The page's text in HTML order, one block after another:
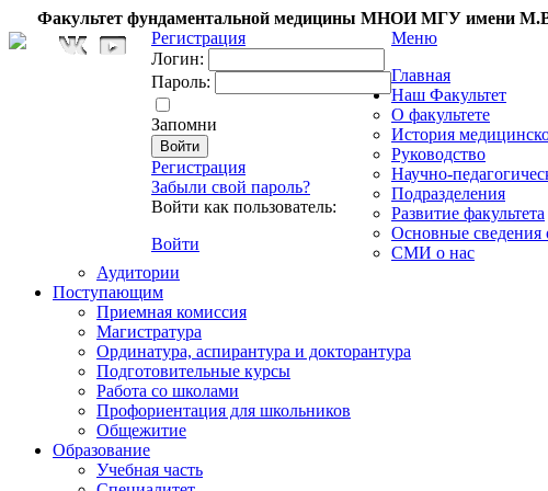
Факультет фундаментальной медицины МНОИ МГУ имени
Регистрация
Логин:
Пароль:
Запомни
Регистрация
Забыли свой пароль?
Войти как пользователь:
Войти
Меню
Главная
Наш Факультет
О факультете
История
Руководство
Научно-
Подразделения
Развитие факультета
Основные сведения
СМИ о нас
Аудитории
Поступающим
Приемная комиссия
Магистратура
Ординатура, аспирантура и докторантура
Подготовительные курсы
Работа со школами
Профориентация для школьников
Общежитие
Образование
Учебная часть